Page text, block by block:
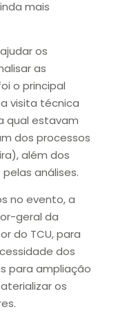
mais
os
as
o principal
visita técnica
qual estavam
dos processos
além dos
análises.
no evento, a
geral da
do TCU, para
dos
para ampliação
os